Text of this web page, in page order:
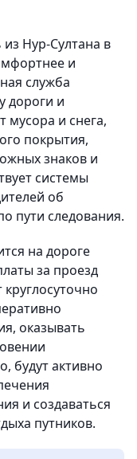
Нур-Султана в
и
служба
дороги и
мусора и снега,
покрытия,
знаков и
системы
об
пути следования.
на дороге
за проезд
оказывать
будут активно
и создаваться
путников.